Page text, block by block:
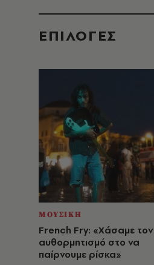
EΠΙΛΟΓΈΣ
ΜΟΥΣΙΚΗ
French Fry: «Χάσαμε τον
αυθορμητισμό στο να
παίρνουμε ρίσκα»